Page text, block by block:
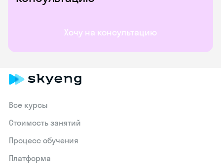
Хочу на консультацию
Все курсы
Стоимость занятий
Процесс обучения
Платформа